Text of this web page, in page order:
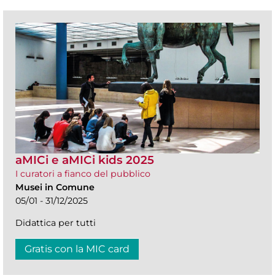
aMICi e aMICi kids 2025
I curatori a fianco del pubblico
Musei in Comune
05/01 - 31/12/2025
Didattica per tutti
Gratis con la MIC card